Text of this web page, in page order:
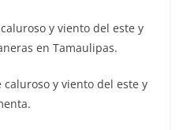
y viento del este y
en Tamaulipas.
y viento del este y